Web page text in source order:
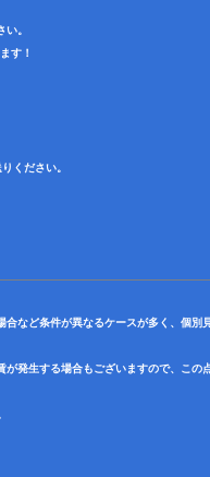
。
す！
ください。
など条件が異なるケースが多く、個別
発生する場合もございますので、この